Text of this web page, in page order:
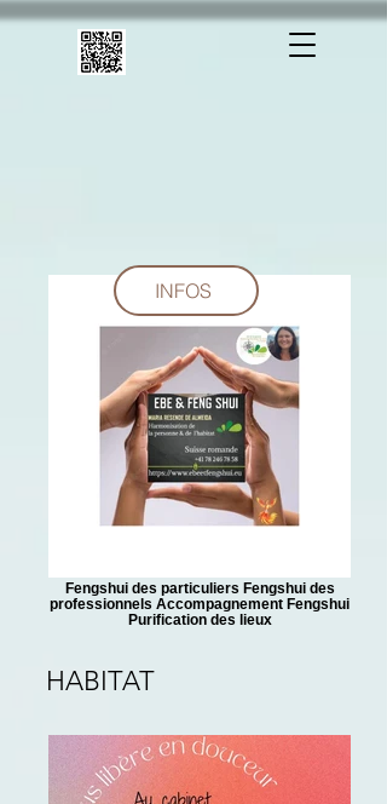
Fengshui des particuliers Fengshui des
professionnels Accompagnement Fengshui
Purification des lieux
INFOS
HABITAT